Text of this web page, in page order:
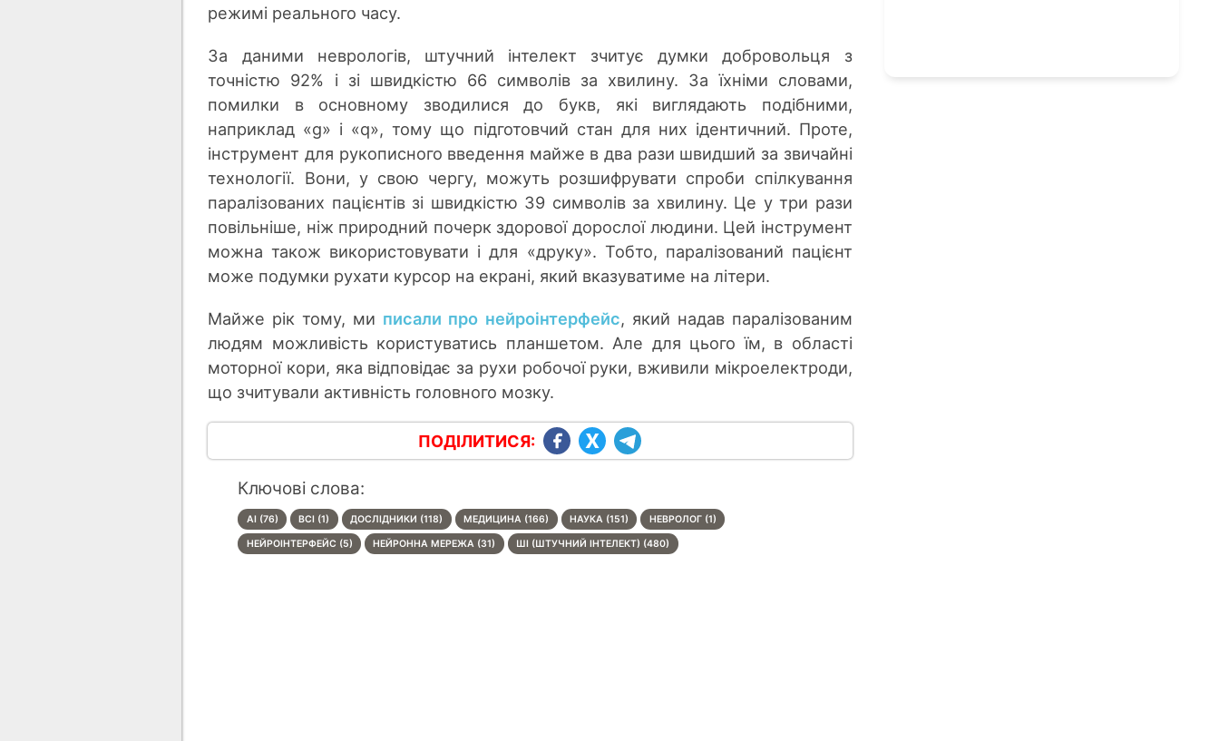
режимі реального часу.
За даними неврологів, штучний інтелект зчитує думки добровольця з
точністю 92% і зі швидкістю 66 символів за хвилину. За їхніми словами,
помилки в основному зводилися до букв, які виглядають подібними,
наприклад «g» і «q», тому що підготовчий стан для них ідентичний. Проте,
інструмент для рукописного введення майже в два рази швидший за звичайні
технології. Вони, у свою чергу, можуть розшифрувати спроби спілкування
паралізованих пацієнтів зі швидкістю 39 символів за хвилину. Це у три рази
повільніше, ніж природний почерк здорової дорослої людини. Цей інструмент
можна також використовувати і для «друку». Тобто, паралізований пацієнт
може подумки рухати курсор на екрані, який вказуватиме на літери.
Майже рік тому, ми писали про нейроінтерфейс, який надав паралізованим
людям можливість користуватись планшетом. Але для цього їм, в області
моторної кори, яка відповідає за рухи робочої руки, вживили мікроелектроди,
що зчитували активність головного мозку.
ПОДІЛИТИСЯ:
Ключові слова:
AI (76) BCI (1) ДОСЛІДНИКИ (118) МЕДИЦИНА (166) НАУКА (151) НЕВРОЛОГ (1)
НЕЙРОІНТЕРФЕЙС (5) НЕЙРОННА МЕРЕЖА (31) ШІ (ШТУЧНИЙ ІНТЕЛЕКТ) (480)